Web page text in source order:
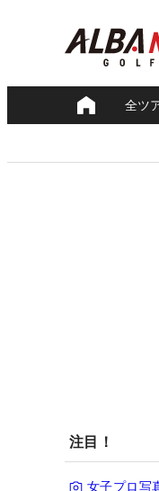
全ツ
注目！
女子プロ写